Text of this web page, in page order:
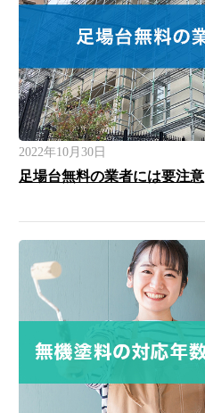
2022年10月30日
足場台無料の業者には要注意